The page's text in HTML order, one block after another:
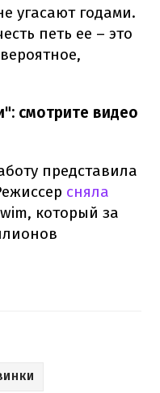
угасают годами.
петь ее – это
смотрите видео
представила
сняла
который за